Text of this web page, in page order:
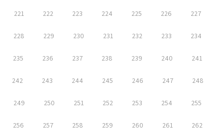
221 222 223 224 225 226 227
228 229 230 231 232 233 234
235 236 237 238 239 240 241
242 243 244 245 246 247 248
249 250 251 252 253 254 255
256 257 258 259 260 261 262